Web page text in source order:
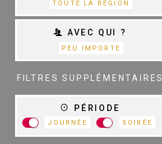
TOUTE LA RÉGION
AVEC QUI ?
PEU IMPORTE
FILTRES SUPPLÉMENTAIRES
PÉRIODE
JOURNÉE SOIRÉE
TOUTES LES